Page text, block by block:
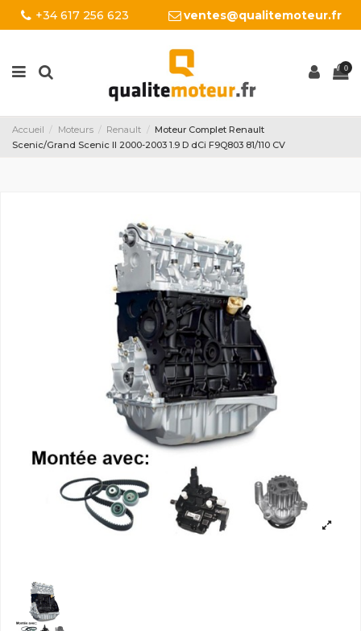
+34 617 256 623 ventes@qualitemoteur.fr
0
Accueil Moteurs Renault
Moteur Complet Renault
Scenic/Grand Scenic II 2000-2003 1.9 D dCi F9Q803 81/110 CV